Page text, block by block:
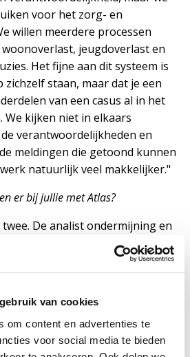
van cookies
om content en advertenties te
voor social media te bieden
voor het zorg- en
willen meerdere processen
jeugdoverlast en
Het fijne aan dit systeem is
zichzelf staan, maar dat je een
van een casus al in het
We kijken niet in elkaars
verantwoordelijkheden en
meldingen die getoond kunnen
natuurlijk veel makkelijker."
er bij jullie met Atlas?
De analist ondermijning en
alle deelnemers uit ons
en zullen zij gebruik gaan
daarbij aan de collega's van
woningtoezicht, BRP,
van de politie. Zij
nu nog niet actief, maar we
om iedereen erbij te